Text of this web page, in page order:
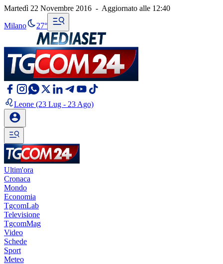
Martedì 22 Novembre 2016 - Aggiornato alle 12:40
Milano 27°
Leone (23 Lug - 23 Ago)
Ultim'ora
Cronaca
Mondo
Economia
TgcomLab
Televisione
TgcomMag
Video
Schede
Sport
Meteo